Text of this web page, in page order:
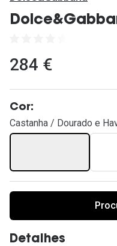
284 €
Cor:
Castanha / Dourado e
Detalhes